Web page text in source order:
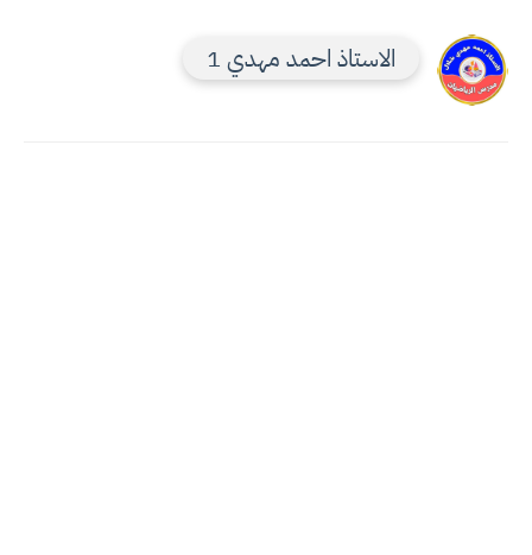
الاستاذ احمد مهدي 1